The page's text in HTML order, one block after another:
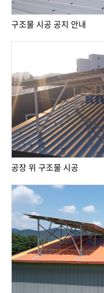
구조물 시공 공지 안내
공장 위 구조물 시공